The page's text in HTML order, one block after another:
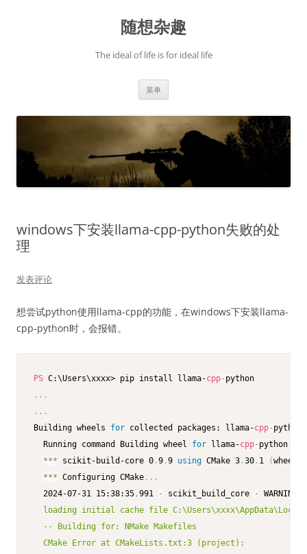
随想杂趣
The ideal of life is for ideal life
菜单
windows下安装llama-cpp-python失败的处
理
发表评论
想尝试python使用llama-cpp的功能，在windows下安装llama-
cpp-python时，会报错。
PS C:\Users\xxxx> pip install llama-cpp-
. . .
. . .
Building wheels for collected packages: llama-cpp-python
  Running command Building wheel
for llama-cpp-python
*** scikit-build-core 0 .9 .9 using CMake 3 .30 . 1 (wheel
*** Configuring CMake . . .
  2024-07-31 15:38:35
,991 - scikit_build_core - WARNING
loading initial cache file
  -- Building for: NMake Makefiles
  CMake Error at CMakeLists.txt:3 (project):